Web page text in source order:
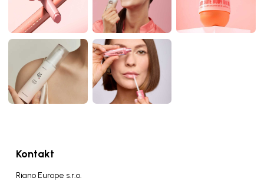
Kontakt
Riano Europe s.r.o.